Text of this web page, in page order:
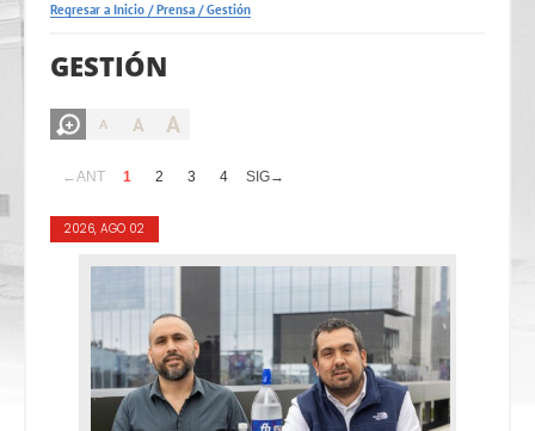
Regresar a Inicio /Prensa /Gestión
GESTIÓN
A A A
←ANT 1 2 3 4 SIG→
2026, AGO 02